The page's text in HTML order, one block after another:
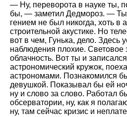
— Ну, переворота в науке ты,
бы, — заметил Дедмороз. — Ты,
гением не был никогда, хоть в
строительной акустике. Но
вот в чем, Гунька, дело. Здесь
наблюдения плохие. Световое
облачность. Вот ты и
астрономический кружок,
астрономами. Познакомился
девушкой. Показывал бы ей
ну и слово за слово. Работал
обсерватории, ну, как я
ну, там сейчас кризис и